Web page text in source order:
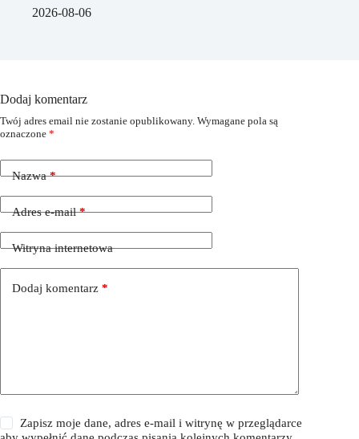
2026-08-06
Dodaj komentarz
Twój adres email nie zostanie opublikowany. Wymagane pola są
oznaczone *
Nazwa*
Adres e-mail*
Witryna internetowa
Dodaj komentarz *
Zapisz moje dane, adres e-mail i witrynę w przeglądarce